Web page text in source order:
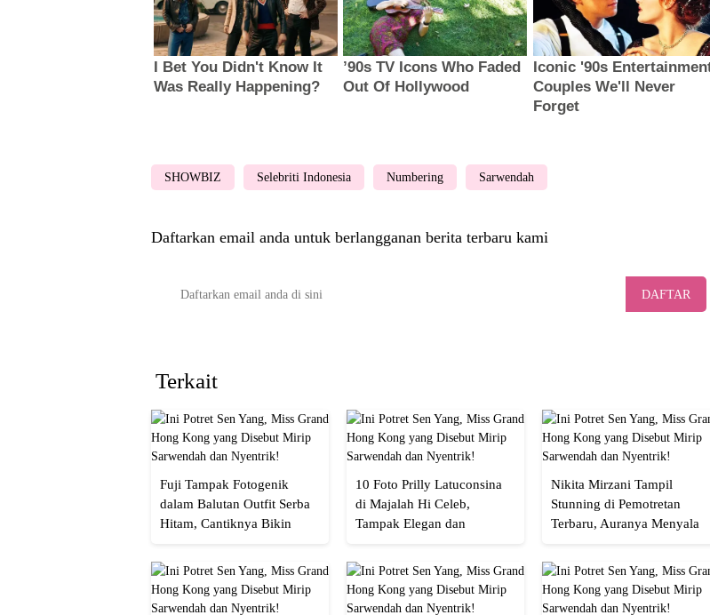
SHOWBIZ Selebriti Indonesia Numbering Sarwendah
Daftarkan email anda untuk berlangganan berita terbaru kami
DAFTAR
Terkait
Fuji Tampak Fotogenik
dalam Balutan Outfit Serba
Hitam, Cantiknya Bikin
10 Foto Prilly Latuconsina
di Majalah Hi Celeb,
Tampak Elegan dan
Nikita Mirzani Tampil
Stunning di Pemotretan
Terbaru, Auranya Menyala